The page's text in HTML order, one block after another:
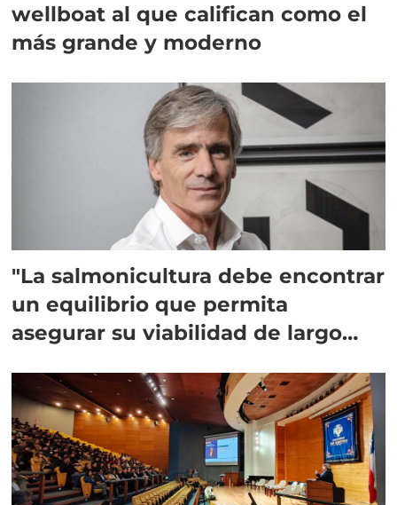
wellboat al que califican como el
más grande y moderno
"La salmonicultura debe encontrar
un equilibrio que permita
asegurar su viabilidad de largo